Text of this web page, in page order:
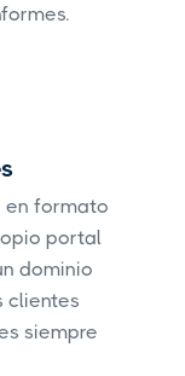
en formato
portal
dominio
clientes
siempre